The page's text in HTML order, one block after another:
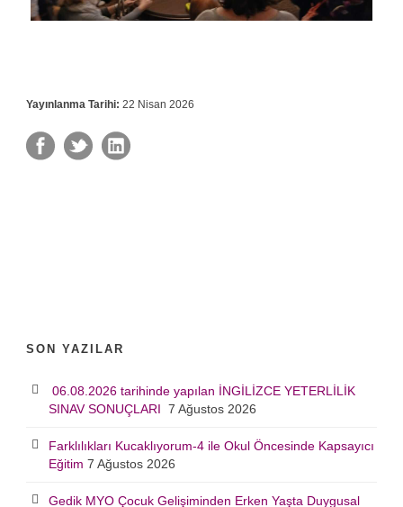
Yayınlanma Tarihi: 22 Nisan 2026
SON YAZILAR
06.08.2026 tarihinde yapılan İNGİLİZCE YETERLİLİK
SINAV SONUÇLARI 7 Ağustos 2026
Farklılıkları Kucaklıyorum-4 ile Okul Öncesinde Kapsayıcı
Eğitim 7 Ağustos 2026
Gedik MYO Çocuk Gelişiminden Erken Yaşta Duygusal